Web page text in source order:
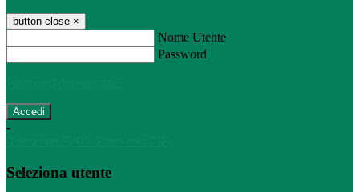
button close ×
Nome Utente
Password
-
Seleziona utente